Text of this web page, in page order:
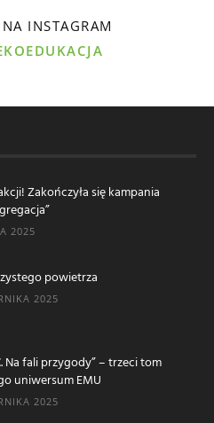
INSTAGRAM
Zakończyła się kampania
2025
powietrza
2025
Na fali przygody” – trzeci tom
uniwersum EMU
2025